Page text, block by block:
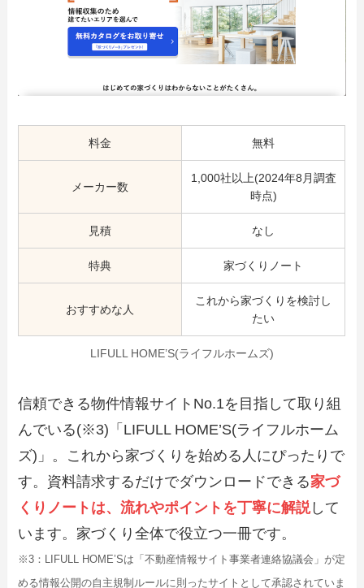
料金 無料
メーカー数
1,000社以上(2024年8月調査
時点)
見積 なし
特典 家づくりノート
おすすめな人
これから家づくりを検討し
たい
LIFULL HOME’S(ライフルホームズ)
信頼できる物件情報サイトNo.1を目指して取り組
んでいる(※3)「LIFULL HOME’S(ライフルホーム
ズ)」。これから家づくりを始める人にぴったりで
す。資料請求するだけでダウンロードできる家づ
くりノートは、流れやポイントを丁寧に解説して
います。家づくり全体で役立つ一冊です。
※3：LIFULL HOME’Sは「不動産情報サイト事業者連絡協議会」が定
める情報公開の自主規制ルールに則ったサイトとして承認されていま